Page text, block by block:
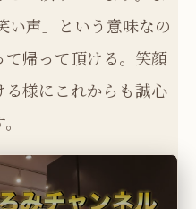
声」という意味なの
帰って頂ける。笑顔
様にこれからも誠心